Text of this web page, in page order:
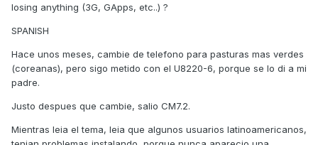
losing anything (3G, GApps, etc..) ?
SPANISH
Hace unos meses, cambie de telefono para pasturas mas verdes
(coreanas), pero sigo metido con el U8220-6, porque se lo di a mi
padre.
Justo despues que cambie, salio CM7.2.
Mientras leia el tema, leia que algunos usuarios latinoamericanos,